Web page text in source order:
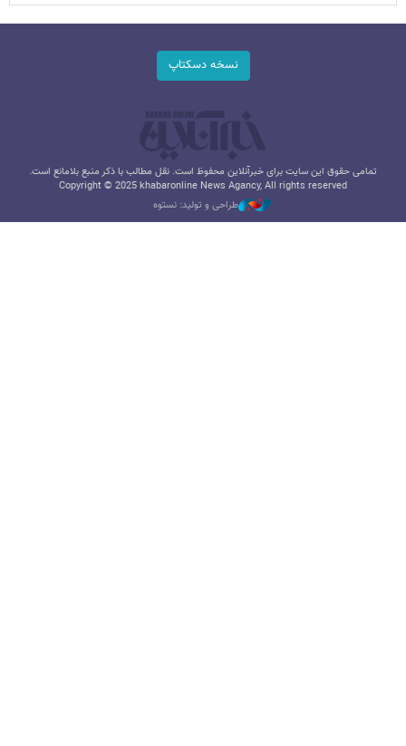
نسخه دسکتاپ
تمامی حقوق این سایت برای خبرآنلاین محفوظ است. نقل مطالب با ذکر منبع بلامانع است.
Copyright © 2025 khabaronline News Agancy, All rights reserved
طراحی و تولید: نستوه